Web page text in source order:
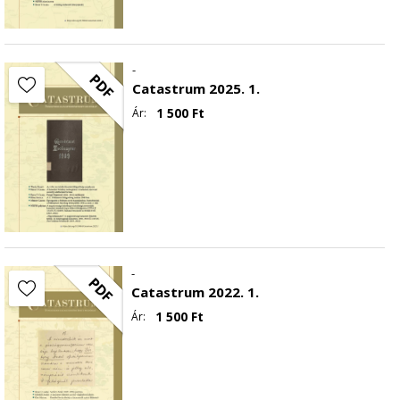
PDF -
Catastrum 2025. 1.
Ár: 1 500Ft
PDF -
Catastrum 2022. 1.
Ár: 1 500 Ft